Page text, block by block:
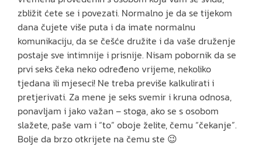
zbližit ćete se i povezati. Normalno je da se tijekom
dana čujete više puta i da imate normalnu
komunikaciju, da se češće družite i da vaše druženje
postaje sve intimnije i prisnije. Nisam pobornik da se
prvi seks čeka neko određeno vrijeme, nekoliko
tjedana ili mjeseci! Ne treba previše kalkulirati i
pretjerivati. Za mene je seks svemir i kruna odnosa,
ponavljam i jako važan – stoga, ako se s osobom
slažete, paše vam i “to” oboje želite, čemu “čekanje”.
Bolje da brzo otkrijete na čemu ste 😉